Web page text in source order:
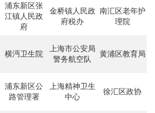
浦东新区张
江镇人民政
府
金桥镇人民政
府税办
南汇区老年护
理院
横沔卫生院
上海市公安局
警务航空队
黄浦区教育局
浦东新区公
路管理署
上海精神卫生
中心
徐汇区政协